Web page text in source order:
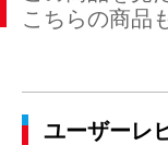
こちらの商品
ユーザーレ